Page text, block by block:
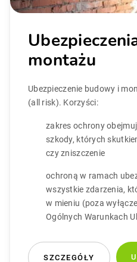
montażu
Ubezpieczenie budowy i
(all risk). Korzyści:
zakres ochrony
szkody, których
czy zniszczenie
ochroną w ramach
wszystkie zdarzenia,
w mieniu (poza
Ogólnych Warunkach
SZCZEGÓŁY